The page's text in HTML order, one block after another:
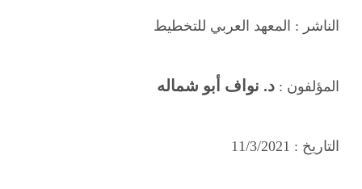
الناشر : المعهد العربي للتخطيط
المؤلفون :د. نواف أبو شماله
التاريخ : 11/3/2021